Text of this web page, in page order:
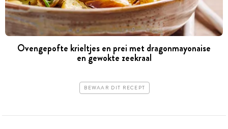
Ovengepofte krieltjes en prei met dragonmayonaise
en gewokte zeekraal
BEWAAR DIT RECEPT